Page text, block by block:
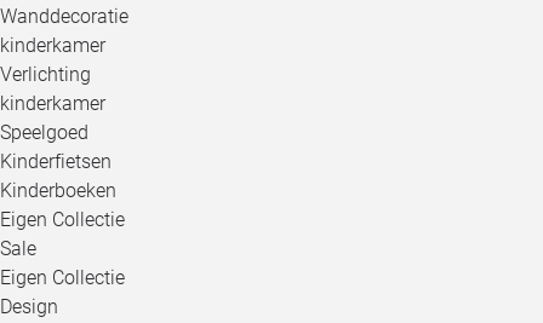
Wanddecoratie
kinderkamer
Verlichting
kinderkamer
Speelgoed
Kinderfietsen
Kinderboeken
Eigen Collectie
Sale
Eigen Collectie
Design